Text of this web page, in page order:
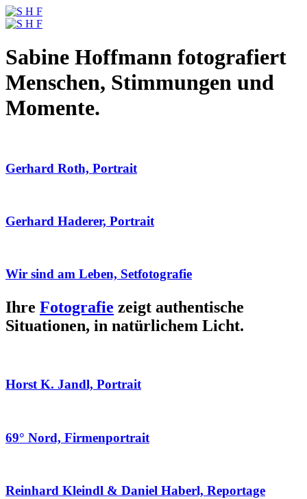
Sabine Hoffmann fotografiert
Menschen, Stimmungen und
Momente.
Gerhard Roth, Portrait
Gerhard Haderer, Portrait
Wir sind am Leben, Setfotografie
Ihre Fotografie zeigt authentische
Situationen, in natürlichem Licht.
Horst K. Jandl, Portrait
69° Nord, Firmenportrait
Reinhard Kleindl & Daniel Haberl, Reportage